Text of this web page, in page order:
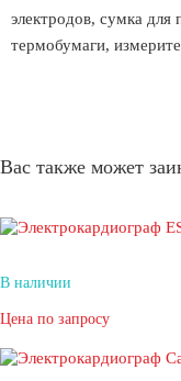
электродов, сумка для
термобумаги,
Вас также может
В наличии
Цена по запросу